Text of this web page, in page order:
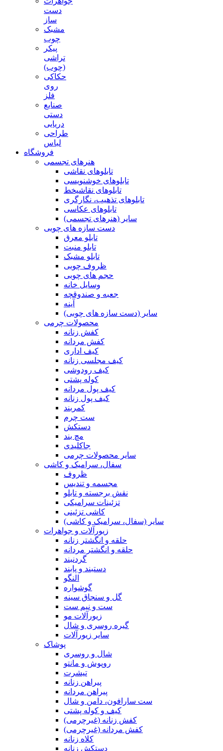
دست
ساز
مشبک
چوب
پیکر
تراشی
(چوب)
حکاکی
روی
فلز
صنایع
دستی
دریایی
طراحی
لباس
فروشگاه
هنرهای تجسمی
تابلوهای نقاشی
تابلوهای خوشنویسی
تابلوهای نقاشیخط
تابلوهای تذهیب، نگارگری
تابلوهای عکاسی
سایر (هنرهای تجسمی)
دست سازه های چوبی
تابلو معرق
تابلو منبت
تابلو مشبک
ظروف چوبی
حجم های چوبی
وسایل خانه
جعبه و صندوقچه
آینه
سایر (دست سازه های چوبی)
محصولات چرمی
کفش زنانه
کفش مردانه
کیف اداری
کیف مجلسی زنانه
کیف رودوشی
کوله پشتی
کیف پول مردانه
کیف پول زنانه
کمربند
ست چرم
دستکش
مچ بند
جاکلیدی
سایر محصولات چرمی
سفال، سرامیک و کاشی
ظروف
مجسمه و تندیس
نقش برجسته و تابلو
تزئینات سرامیکی
کاشی تزئینی
سایر (سفال، سرامیک و کاشی)
زیورآلات و جواهرات
حلقه و انگشتر زنانه
حلقه و انگشتر مردانه
گردنبند
دستبند و پابند
النگو
گوشواره
گل و سنجاق سینه
ست و نیم ست
زیورآلات مو
گیره روسری و شال
سایر زیورآلات
پوشاک
شال و روسری
روپوش و مانتو
تیشرت
پیراهن زنانه
پیراهن مردانه
ست سارافون، دامن و شال
کیف و کوله پشتی
کفش زنانه (غیرچرمی)
کفش مردانه (غیرچرمی)
کلاه زنانه
دستکش زنانه